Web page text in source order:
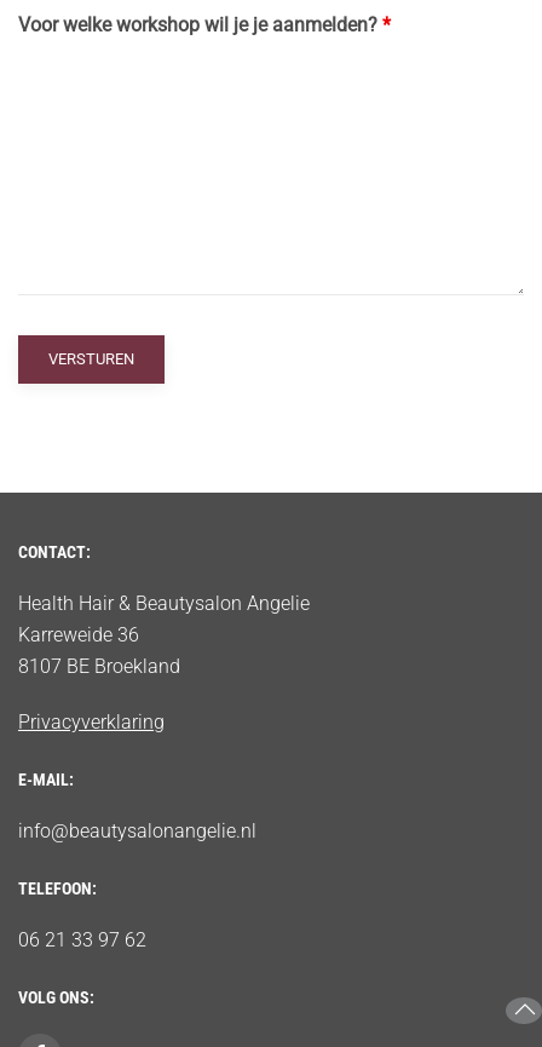
Voor welke workshop wil je je aanmelden? *
CONTACT:
Health Hair & Beautysalon Angelie
Karreweide 36
8107 BE Broekland
Privacyverklaring
E-MAIL:
info@beautysalonangelie.nl
TELEFOON:
06 21 33 97 62
VOLG ONS: